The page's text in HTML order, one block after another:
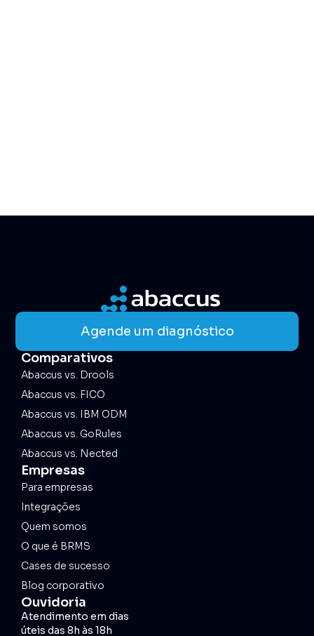
Agende um diagnóstico
Comparativos
Abaccus vs. Drools
Abaccus vs. FICO
Abaccus vs. IBM ODM
Abaccus vs. GoRules
Abaccus vs. Nected
Empresas
Para empresas
Integrações
Quem somos
O que é BRMS
Cases de sucesso
Blog corporativo
Ouvidoria
Atendimento em dias
úteis das 8h às 18h